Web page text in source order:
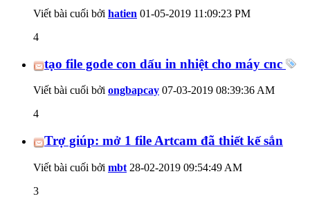
Viết bài cuối bởi hatien 01-05-2019 11:09:23 PM
4
tạo file gode con dấu in nhiệt cho máy cnc
Viết bài cuối bởi ongbapcay 07-03-2019 08:39:36 AM
4
Trợ giúp: mở 1 file Artcam đã thiết kế sắn
Viết bài cuối bởi mbt 28-02-2019 09:54:49 AM
3